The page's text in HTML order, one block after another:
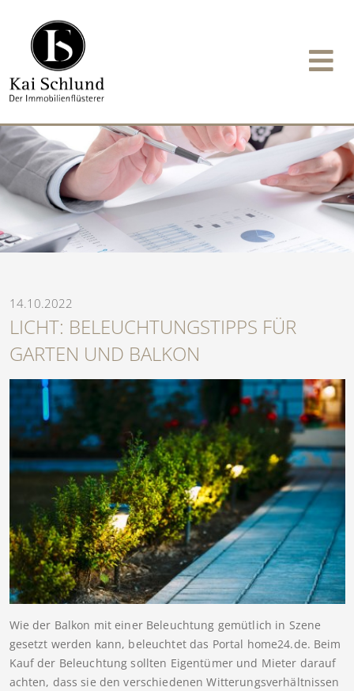
14.10.2022
LICHT: BELEUCHTUNGSTIPPS FÜR
GARTEN UND BALKON
Wie der Balkon mit einer Beleuchtung gemütlich in Szene
gesetzt werden kann, beleuchtet das Portal home24.de. Beim
Kauf der Beleuchtung sollten Eigentümer und Mieter darauf
achten, dass sie den verschiedenen Witterungsverhältnissen